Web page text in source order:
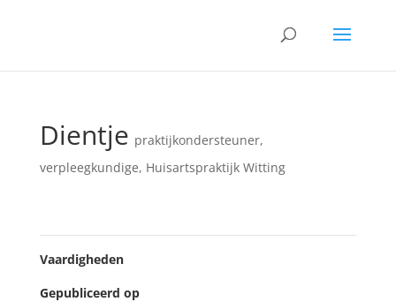
Dientje praktijkondersteuner,
verpleegkundige, Huisartspraktijk Witting
Vaardigheden
Gepubliceerd op